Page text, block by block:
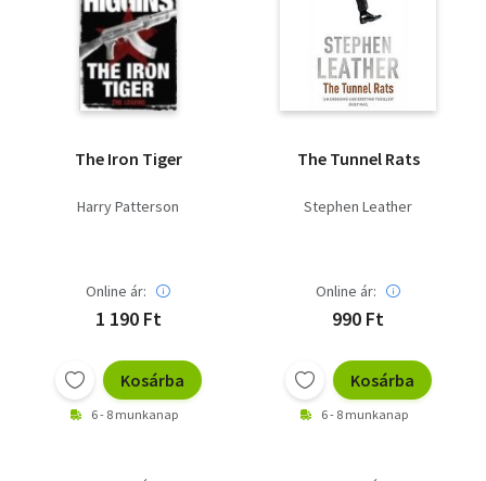
The Iron Tiger
Harry Patterson
Online ár:
1 190 Ft
Kosárba
6 - 8 munkanap
The Tunnel Rats
Stephen Leather
Online ár:
990 Ft
Kosárba
6 - 8 munkanap